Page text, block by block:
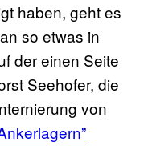
haben, geht es
so etwas in
der einen Seite
Seehofer, die
von